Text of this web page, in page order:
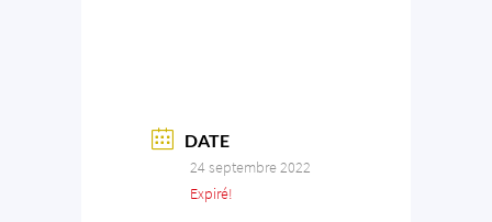
DATE
24 septembre 2022
Expiré!